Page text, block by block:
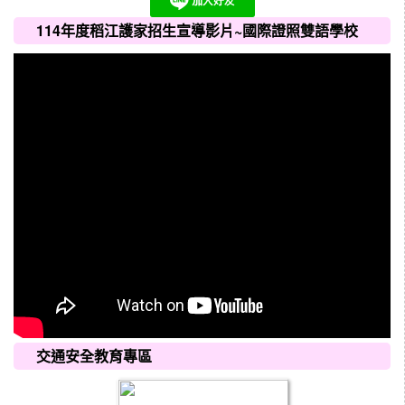
114年度稻江護家招生宣導影片~國際證照雙語學校
交通安全教育專區